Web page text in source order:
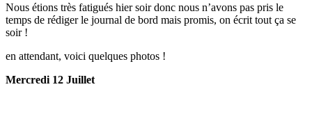
Nous étions très fatigués hier soir donc nous n’avons pas pris le
temps de rédiger le journal de bord mais promis, on écrit tout ça se
soir !
en attendant, voici quelques photos !
Mercredi 12 Juillet